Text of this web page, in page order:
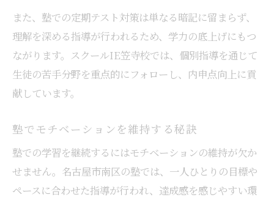
また、塾での定期テスト対策は単なる暗記に留まらず、
理解を深める指導が行われるため、学力の底上げにもつ
ながります。スクールIE笠寺校では、個別指導を通じて
生徒の苦手分野を重点的にフォローし、内申点向上に貢
献しています。
塾でモチベーションを維持する秘訣
塾での学習を継続するにはモチベーションの維持が欠か
せません。名古屋市南区の塾では、一人ひとりの目標や
ペースに合わせた指導が行われ、達成感を感じやすい環